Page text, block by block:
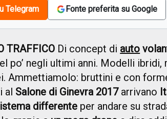
Telegram Fonte preferita su Google
TRAFFICO Di concept di auto
po’ negli ultimi anni. Modelli
Ammettiamolo: bruttini e con
al Salone di Ginevra 2017arrivano
differente per andare su